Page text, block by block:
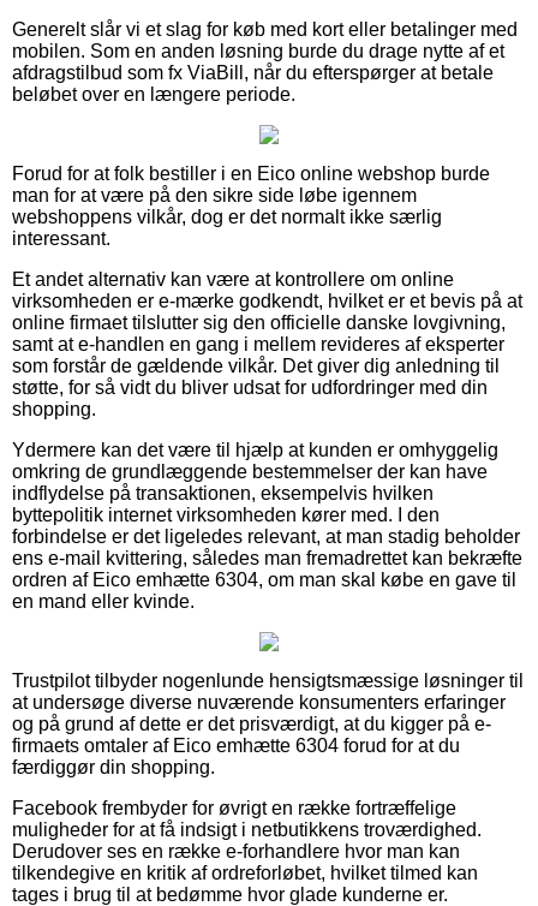
Generelt slår vi et slag for køb med kort eller betalinger med
mobilen. Som en anden løsning burde du drage nytte af et
afdragstilbud som fx ViaBill, når du efterspørger at betale
beløbet over en længere periode.
Forud for at folk bestiller i en Eico online webshop burde
man for at være på den sikre side løbe igennem
webshoppens vilkår, dog er det normalt ikke særlig
interessant.
Et andet alternativ kan være at kontrollere om online
virksomheden er e-mærke godkendt, hvilket er et bevis på at
online firmaet tilslutter sig den officielle danske lovgivning,
samt at e-handlen en gang i mellem revideres af eksperter
som forstår de gældende vilkår. Det giver dig anledning til
støtte, for så vidt du bliver udsat for udfordringer med din
shopping.
Ydermere kan det være til hjælp at kunden er omhyggelig
omkring de grundlæggende bestemmelser der kan have
indflydelse på transaktionen, eksempelvis hvilken
byttepolitik internet virksomheden kører med. I den
forbindelse er det ligeledes relevant, at man stadig beholder
ens e-mail kvittering, således man fremadrettet kan bekræfte
ordren af Eico emhætte 6304, om man skal købe en gave til
en mand eller kvinde.
Trustpilot tilbyder nogenlunde hensigtsmæssige løsninger til
at undersøge diverse nuværende konsumenters erfaringer
og på grund af dette er det prisværdigt, at du kigger på e-
firmaets omtaler af Eico emhætte 6304 forud for at du
færdiggør din shopping.
Facebook frembyder for øvrigt en række fortræffelige
muligheder for at få indsigt i netbutikkens troværdighed.
Derudover ses en række e-forhandlere hvor man kan
tilkendegive en kritik af ordreforløbet, hvilket tilmed kan
tages i brug til at bedømme hvor glade kunderne er.